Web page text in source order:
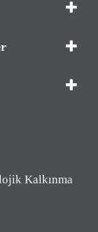
Kalkınma